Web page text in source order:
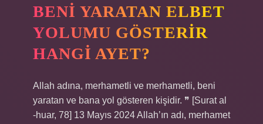
BENI YARATAN ELBET
YOLUMU GÖSTERIR
HANGI AYET?
Allah adına, merhametli ve merhametli, beni
yaratan ve bana yol gösteren kişidir. ❞ [Surat al
-huar, 78] 13 Mayıs 2024 Allah’ın adı, merhamet